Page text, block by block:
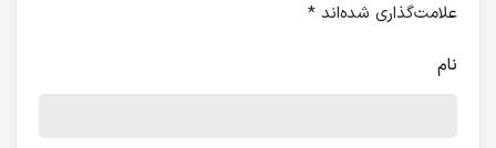
علامت‌گذاری شده‌اند *
نام